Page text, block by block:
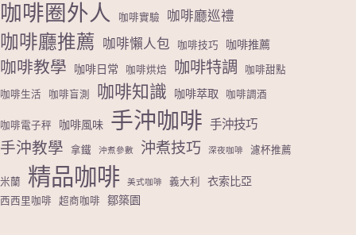
咖啡圈外人 咖啡實驗 咖啡廳巡禮
咖啡廳推薦 咖啡懶人包 咖啡技巧 咖啡推薦
咖啡教學 咖啡日常 咖啡烘焙 咖啡特調 咖啡甜點
咖啡生活 咖啡盲測 咖啡知識 咖啡萃取 咖啡調酒
咖啡電子秤 咖啡風味 手沖咖啡 手沖技巧
手沖教學 拿鐵 沖煮參數 沖煮技巧 深夜咖啡 濾杯推薦
米蘭 精品咖啡 美式咖啡 義大利 衣索比亞
西西里咖啡 超商咖啡 鄒築園